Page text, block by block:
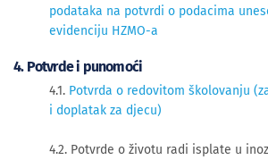
podataka na potvrdi o podacima
evidenciju HZMO-a
4. Potvrde i punomoći
4.1. Potvrda o redovitom školovanju
i doplatak za djecu)
4.2. Potvrde o životu radi isplate u